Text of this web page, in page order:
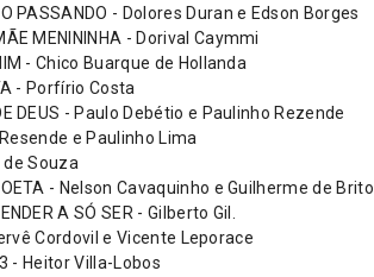
PASSANDO - Dolores Duran e Edson Borges
MENININHA - Dorival Caymmi
- Chico Buarque de Hollanda
- Porfírio Costa
DEUS - Paulo Debétio e Paulinho Rezende
Resende e Paulinho Lima
de Souza
- Nelson Cavaquinho e Guilherme de Brito
A SÓ SER - Gilberto Gil.
Cordovil e Vicente Leporace
3 - Heitor Villa-Lobos